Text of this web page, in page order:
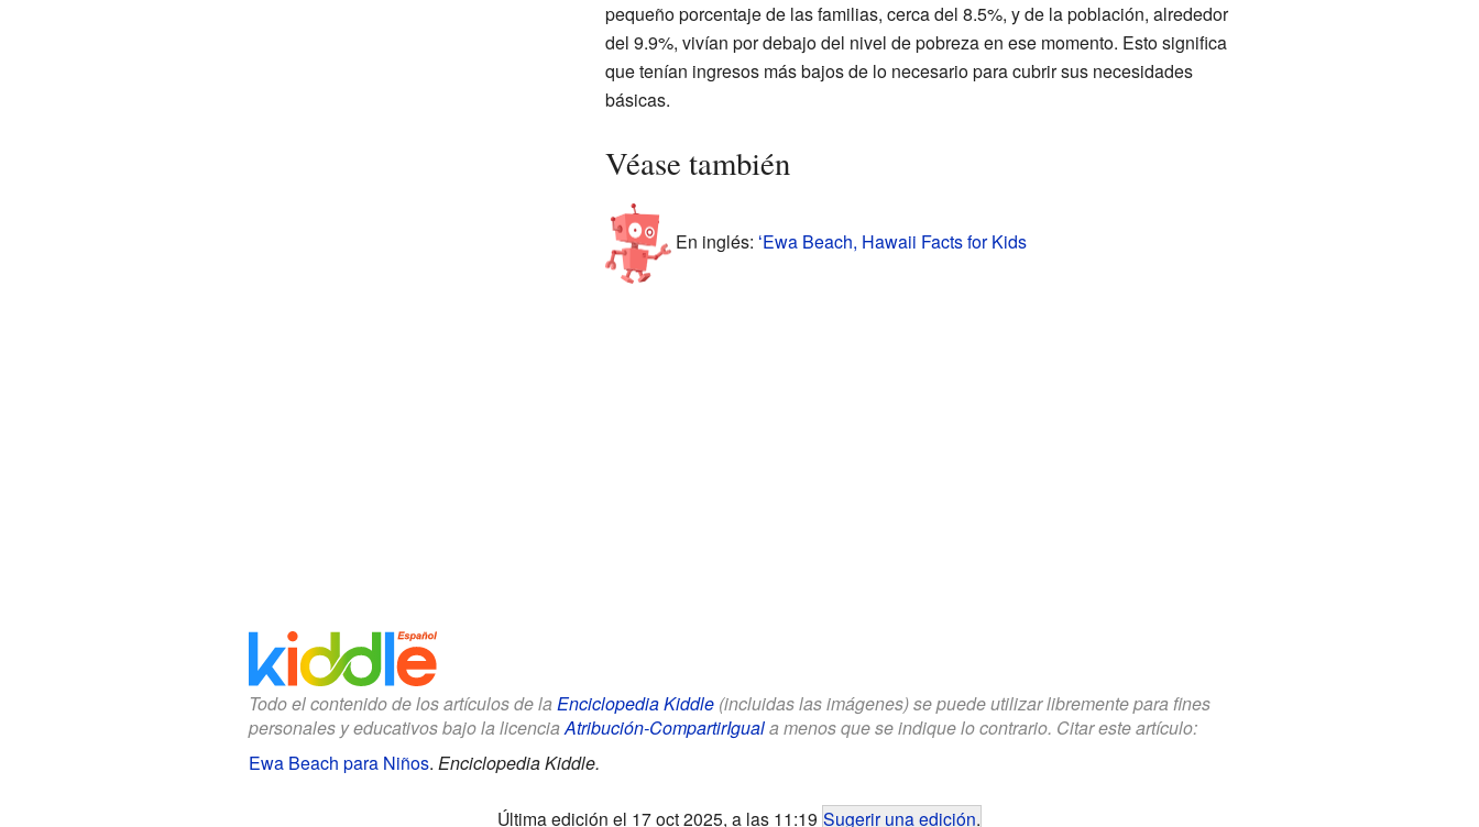
pequeño porcentaje de las familias, cerca del 8.5%, y de la población, alrededor
del 9.9%, vivían por debajo del nivel de pobreza en ese momento. Esto significa
que tenían ingresos más bajos de lo necesario para cubrir sus necesidades
básicas.
Véase también
En inglés: ʻEwa Beach, Hawaii Facts for Kids
Todo el contenido de los artículos de la Enciclopedia Kiddle(incluidas las imágenes) se puede utilizar libremente para fines
personales y educativos bajo la licenciaAtribución-CompartirIguala menos que se indique lo contrario. Citar este artículo:
Ewa Beach para Niños. Enciclopedia Kiddle.
Última edición el 17 oct 2025, a las 11:19 Sugerir una edición.